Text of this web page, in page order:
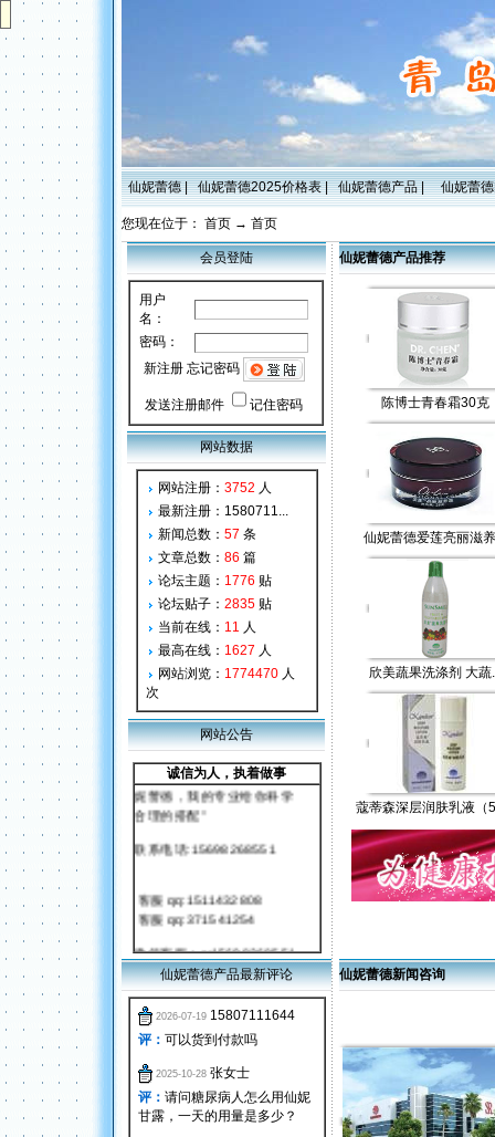
仙妮蕾德|仙妮蕾德2025价格表|仙妮蕾德产品|仙妮蕾德
您现在位于： 首页 → 首页
会员登陆
用户
名：
密码：
新注册 忘记密码
发送注册邮件 记住密码
网站数据
网站注册： 3752 人
最新注册： 1580711...
新闻总数： 57 条
文章总数： 86 篇
论坛主题： 1776 贴
论坛贴子： 2835 贴
当前在线： 11 人
最高在线： 1627 人
网站浏览： 1774470 人
次
网站公告
诚信为人，执着做事
“希望通过我的网站您了解仙
妮蕾德，我的专业给你科学
合理的搭配”
联系电话:15698268551
客服 qq:371541254
微信客服：13805302476
联系人：许小姐
3000元以上 本地可送货，
外地可免费邮寄。
折，商品逐步更换成最新防
伪标签，均有产品唯一的识
别号码，本店销售前要刮去
条码，请买家朋友注意！接
仙妮蕾德产品推荐
陈博士青春霜30克
仙妮蕾德爱莲亮丽滋
欣美蔬果洗涤剂 大蔬
蔻蒂森深层润肤乳液（
仙妮蕾德产品最新评论
2026-07-19 15807111644
评： 可以货到付款吗
2025-10-28 张女士
评： 请问糖尿病人怎么用仙妮
甘露，一天的用量是多少？
仙妮蕾德新闻咨询